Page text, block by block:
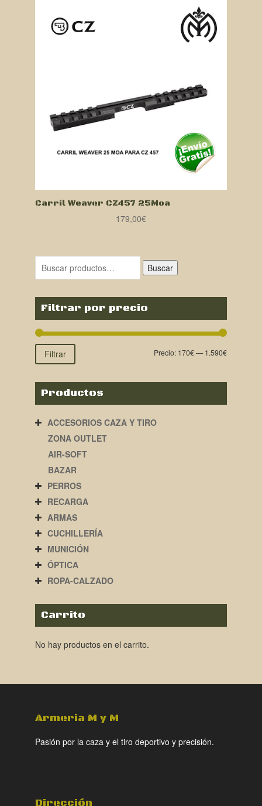
Carril Weaver CZ457 25Moa
179,00€
Buscar
Filtrar por precio
Filtrar Precio: 170€—1.590€
Productos
ACCESORIOS CAZA Y TIRO
ZONA OUTLET
AIR-SOFT
BAZAR
PERROS
RECARGA
ARMAS
CUCHILLERÍA
MUNICIÓN
ÓPTICA
ROPA-CALZADO
Carrito
No hay productos en el carrito.
Armeria M y M
Pasión por la caza y el tiro deportivo y precisión.
Dirección